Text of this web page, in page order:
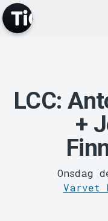
LCC:
+
Onsdag
Varvet